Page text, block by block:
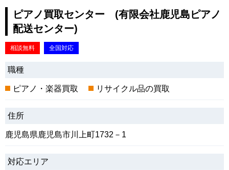
ピアノ買取センター (有限会社鹿児島ピアノ
配送センター)
相談無料 全国対応
職種
ピアノ・楽器買取 リサイクル品の買取
住所
鹿児島県鹿児島市川上町1732－1
対応エリア